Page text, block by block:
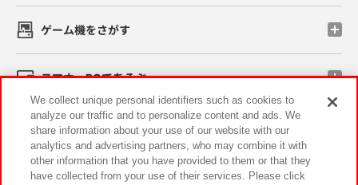
ゲーム機をさがす
スマホ・PCであそぶ
イベント・キャンペーン
We collect unique personal identifiers such as cookies to
analyze our traffic and to personalize content and ads. We
share information about your use of our website with our
analytics and advertising partners, who may combine it with
other information that you have provided to them or that they
have collected from your use of their services. Please click